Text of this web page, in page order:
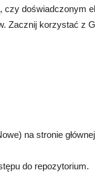
czy doświadczonym
Zacznij korzystać z
na stronie
do repozytorium.